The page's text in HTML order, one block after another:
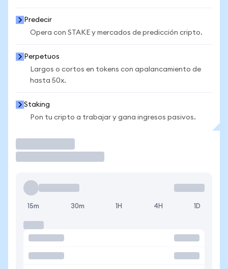
Predecir
Opera con STAKE y mercados de predicción cripto.
Perpetuos
Largos o cortos en tokens con apalancamiento de
hasta 50x.
Staking
Pon tu cripto a trabajar y gana ingresos pasivos.
15m 30m 1H 4H 1D